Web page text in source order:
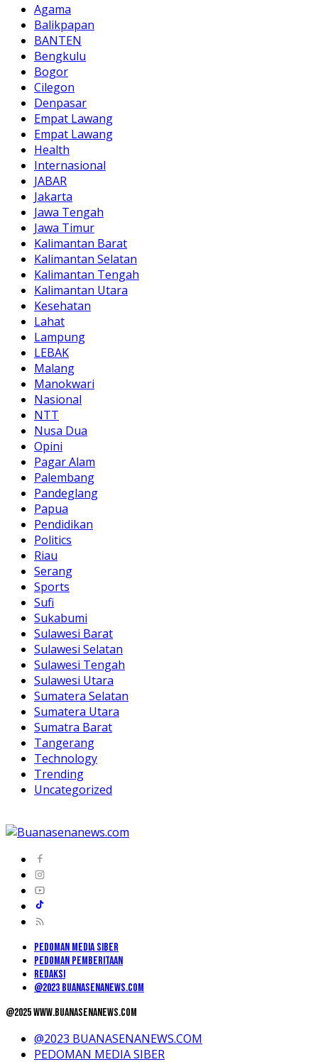
Agama
Balikpapan
BANTEN
Bengkulu
Bogor
Cilegon
Denpasar
Empat Lawang
Empat Lawang
Health
Internasional
JABAR
Jakarta
Jawa Tengah
Jawa Timur
Kalimantan Barat
Kalimantan Selatan
Kalimantan Tengah
Kalimantan Utara
Kesehatan
Lahat
Lampung
LEBAK
Malang
Manokwari
Nasional
NTT
Nusa Dua
Opini
Pagar Alam
Palembang
Pandeglang
Papua
Pendidikan
Politics
Riau
Serang
Sports
Sufi
Sukabumi
Sulawesi Barat
Sulawesi Selatan
Sulawesi Tengah
Sulawesi Utara
Sumatera Selatan
Sumatera Utara
Sumatra Barat
Tangerang
Technology
Trending
Uncategorized
PEDOMAN MEDIA SIBER
PEDOMAN PEMBERITAAN
REDAKSI
@2023 BUANASENANEWS.COM
@2025 www.buanasenanews.com
@2023 BUANASENANEWS.COM
PEDOMAN MEDIA SIBER